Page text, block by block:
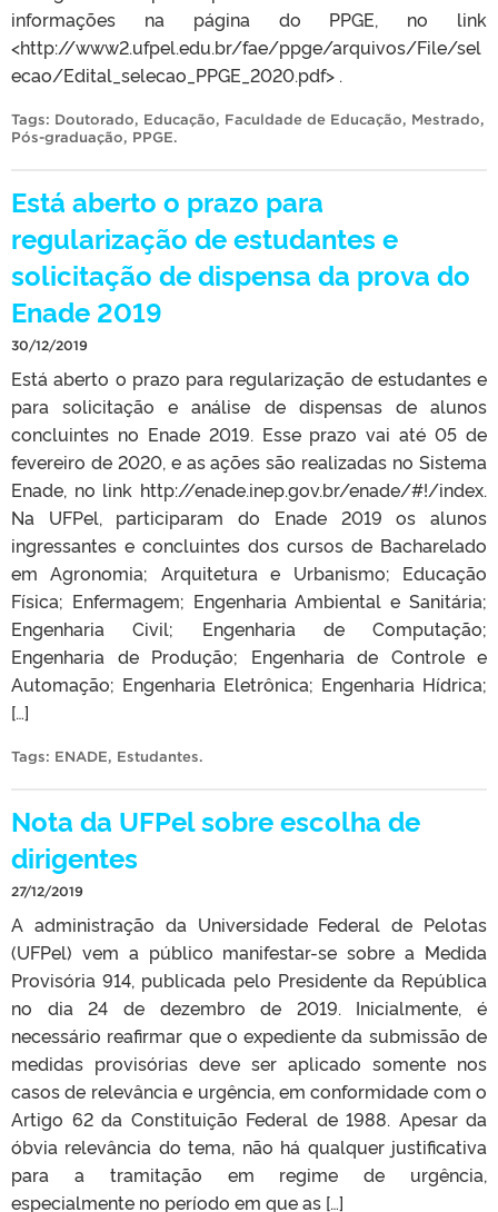
informações na página do PPGE, no link
<http://www2.ufpel.edu.br/fae/ppge/arquivos/File/sel
ecao/Edital_selecao_PPGE_2020.pdf> .
Tags: Doutorado, Educação, Faculdade de Educação, Mestrado,
Pós-graduação, PPGE.
Está aberto o prazo para
regularização de estudantes e
solicitação de dispensa da prova do
Enade 2019
30/12/2019
Está aberto o prazo para regularização de estudantes e
para solicitação e análise de dispensas de alunos
concluintes no Enade 2019. Esse prazo vai até 05 de
fevereiro de 2020, e as ações são realizadas no Sistema
Enade, no link http://enade.inep.gov.br/enade/#!/index.
Na UFPel, participaram do Enade 2019 os alunos
ingressantes e concluintes dos cursos de Bacharelado
em Agronomia; Arquitetura e Urbanismo; Educação
Física; Enfermagem; Engenharia Ambiental e Sanitária;
Engenharia Civil; Engenharia de Computação;
Engenharia de Produção; Engenharia de Controle e
Automação; Engenharia Eletrônica; Engenharia Hídrica;
[…]
Tags: ENADE, Estudantes.
Nota da UFPel sobre escolha de
dirigentes
27/12/2019
A administração da Universidade Federal de Pelotas
(UFPel) vem a público manifestar-se sobre a Medida
Provisória 914, publicada pelo Presidente da República
no dia 24 de dezembro de 2019. Inicialmente, é
necessário reafirmar que o expediente da submissão de
medidas provisórias deve ser aplicado somente nos
casos de relevância e urgência, em conformidade com o
Artigo 62 da Constituição Federal de 1988. Apesar da
óbvia relevância do tema, não há qualquer justificativa
para a tramitação em regime de urgência,
especialmente no período em que as […]